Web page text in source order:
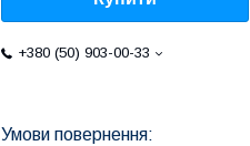
+380 (50) 903-00-33